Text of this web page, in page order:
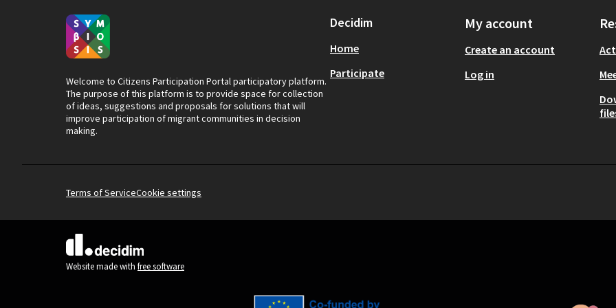
Welcome to Citizens Participation Portal participatory platform.
The purpose of this platform is to provide space for collection
of ideas, suggestions and proposals for solutions that will
improve participation of migrant communities in decision
making.
Decidim
Home
Participate
My account
Create an account
Log in
Terms of ServiceCookie settings
(External link)
Website made with free software